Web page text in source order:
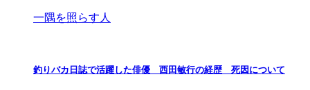
一隅を照らす人
釣りバカ日誌で活躍した俳優 西田敏行の経歴 死因について